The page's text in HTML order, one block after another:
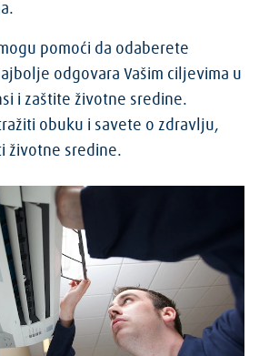
pomoći da odaberete
odgovara Vašim ciljevima u
i zaštite životne sredine.
obuku i savete o zdravlju,
životne sredine.